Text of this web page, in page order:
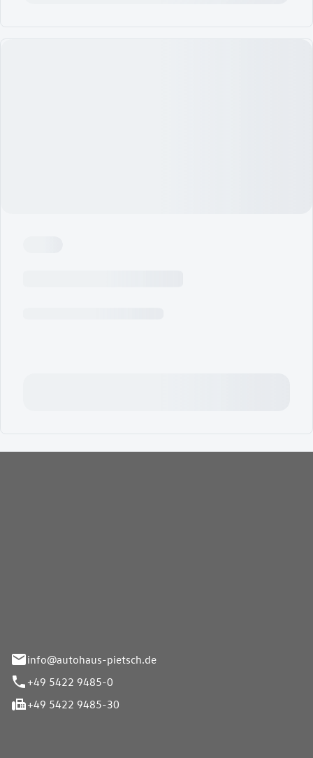
info@autohaus-pietsch.de
+49 5422 9485-0
+49 5422 9485-30